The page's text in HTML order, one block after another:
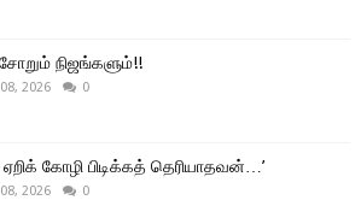
நிஜங்களும்!!
2026 0
ஏறிக் கோழி பிடிக்கத் தெரியாதவன்…’
2026 0